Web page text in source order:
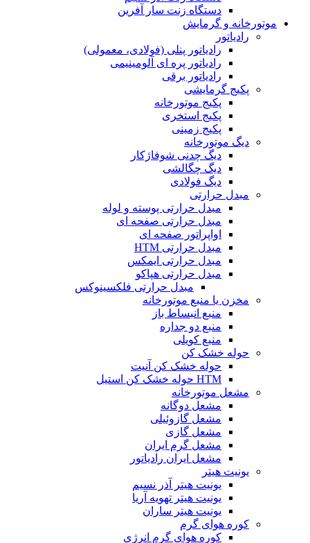
دستگاه زنت سار آفرین
موتورخانه و گرمایش
رادیاتور
رادیاتور پنلی (فولادی، معمولی)
رادیاتور پره ای آلومینیمی
رادیاتور برقی
پکیج گرمایشی
پکیج موتورخانه
پکیج استخری
پکیج زمینی
دیگ موتورخانه
دیگ چدنی شوفاژکار
دیگ چگالشی
دیگ فولادی
مبدل حرارتی
مبدل حرارتی پوسته و لوله
مبدل حرارتی صفحه ای
اواپراتور صفحه ای
مبدل حرارتی HTM
مبدل حرارتی ایمکس
مبدل حرارتی هپاکو
مبدل حرارتی فلکسینوکس
مخزن یا منبع موتورخانه
منبع انبساط باز
منبع دو جداره
منبع کویلی
حوله خشک کن
حوله خشک کن آنیت
HTM حوله خشک کن استیل
مشعل موتورخانه
مشعل دوگانه
مشعل گازوئیلی
مشعل گازی
مشعل گرم ایران
مشعل ایران رادیاتور
یونیت هیتر
یونیت هیتر آذر نسیم
یونیت هیتر تهویه آریا
یونیت هیتر ساران
کوره هوای گرم
کوره هوای گرم انرژی